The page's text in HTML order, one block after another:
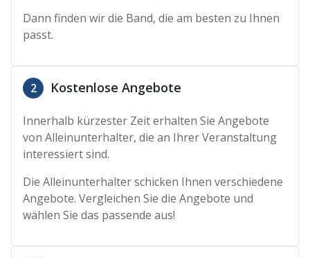
Dann finden wir die Band, die am besten zu Ihnen
passt.
2 Kostenlose Angebote
Innerhalb kürzester Zeit erhalten Sie Angebote
von Alleinunterhalter, die an Ihrer Veranstaltung
interessiert sind.
Die Alleinunterhalter schicken Ihnen verschiedene
Angebote. Vergleichen Sie die Angebote und
wählen Sie das passende aus!